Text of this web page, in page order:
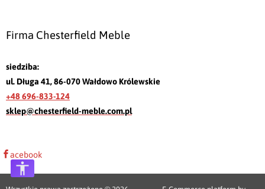
Firma Chesterfield Meble
siedziba:
ul. Długa 41, 86-070 Wałdowo Królewskie
+48 696-833-124
sklep@chesterfield-meble.com.pl
acebook